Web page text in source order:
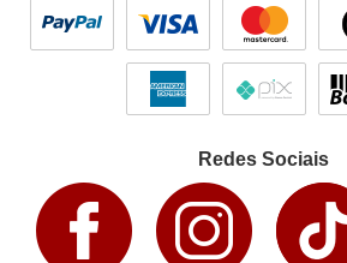
Redes Sociais